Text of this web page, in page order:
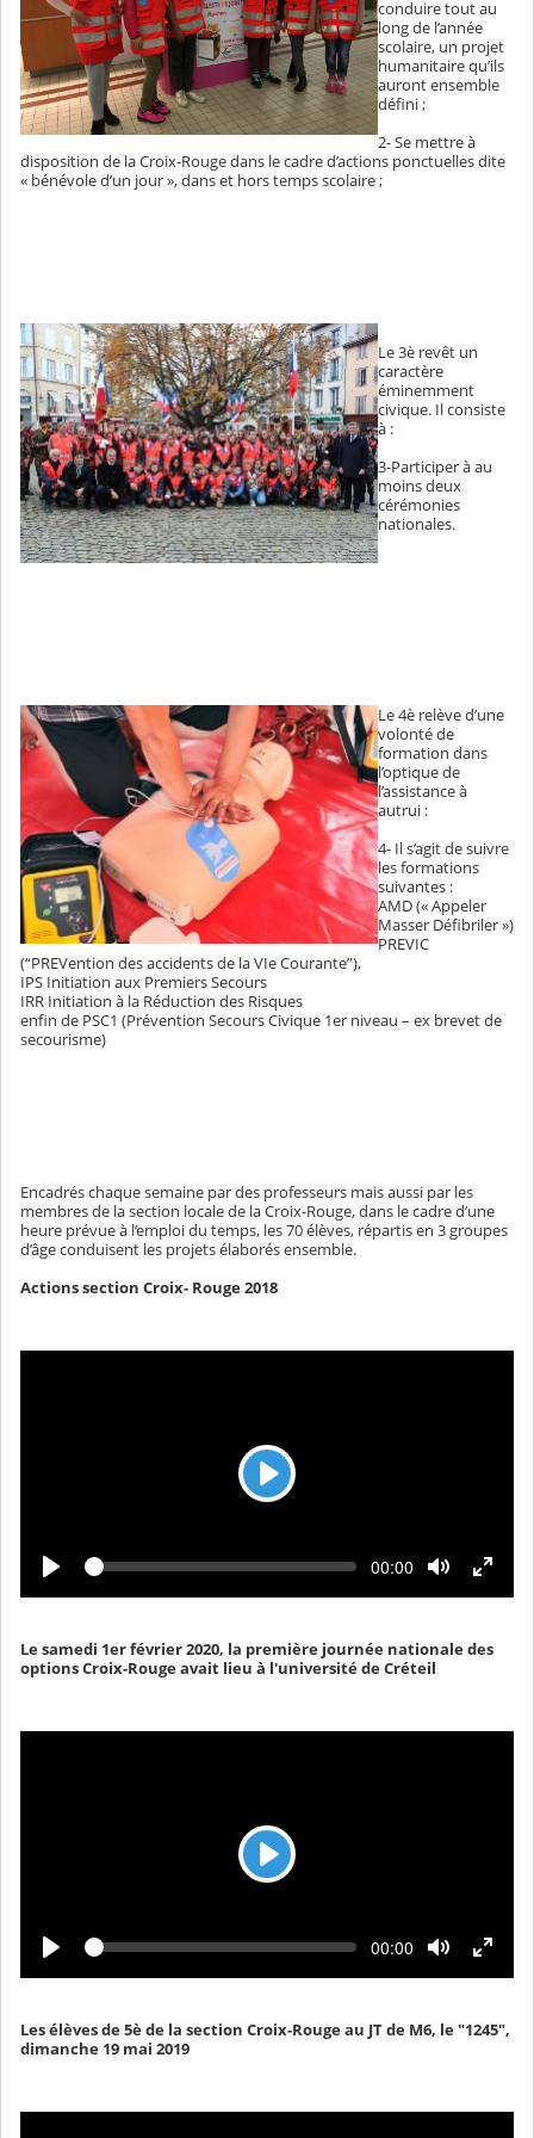
conduire tout au
long de l’année
scolaire, un projet
humanitaire qu’ils
auront ensemble
défini ;
2- Se mettre à
disposition de la Croix-Rouge dans le cadre d’actions ponctuelles dite
« bénévole d’un jour », dans et hors temps scolaire ;
Le 3è revêt un
caractère
éminemment
civique. Il consiste
à :
3-Participer à au
moins deux
cérémonies
nationales.
Le 4è relève d’une
volonté de
formation dans
l’optique de
l’assistance à
autrui :
4- Il s’agit de suivre
les formations
suivantes :
AMD (« Appeler
Masser Défibriler »)
PREVIC
(“PREVention des accidents de la VIe Courante”),
IPS Initiation aux Premiers Secours
IRR Initiation à la Réduction des Risques
enfin de PSC1 (Prévention Secours Civique 1er niveau – ex brevet de
secourisme)
Encadrés chaque semaine par des professeurs mais aussi par les
membres de la section locale de la Croix-Rouge, dans le cadre d’une
heure prévue à l’emploi du temps, les 70 élèves, répartis en 3 groupes
d’âge conduisent les projets élaborés ensemble.
Actions section Croix- Rouge 2018
L
t
u
e
L
e
c
e
T
m
é
c
é
00:00
Le samedi 1er février 2020, la première journée nationale des
options Croix-Rouge avait lieu à l'université de Créteil
L
t
u
e
L
e
c
r
e
T
m
é
c
é
00:00
Les élèves de 5è de la section Croix-Rouge au JT de M6, le "1245",
dimanche 19 mai 2019